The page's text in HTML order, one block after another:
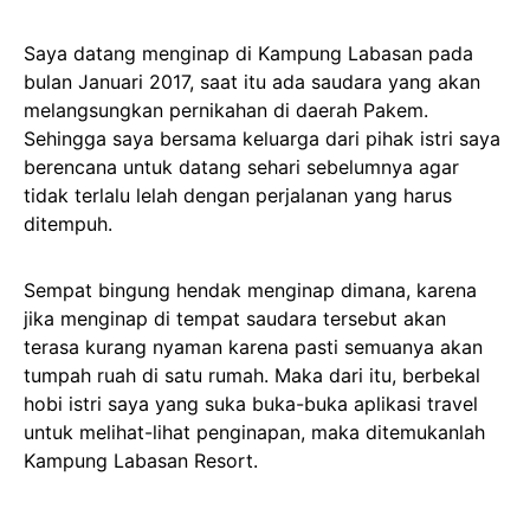
Saya datang menginap di Kampung Labasan pada
bulan Januari 2017, saat itu ada saudara yang akan
melangsungkan pernikahan di daerah Pakem.
Sehingga saya bersama keluarga dari pihak istri saya
berencana untuk datang sehari sebelumnya agar
tidak terlalu lelah dengan perjalanan yang harus
ditempuh.
Sempat bingung hendak menginap dimana, karena
jika menginap di tempat saudara tersebut akan
terasa kurang nyaman karena pasti semuanya akan
tumpah ruah di satu rumah. Maka dari itu, berbekal
hobi istri saya yang suka buka-buka aplikasi travel
untuk melihat-lihat penginapan, maka ditemukanlah
Kampung Labasan Resort.